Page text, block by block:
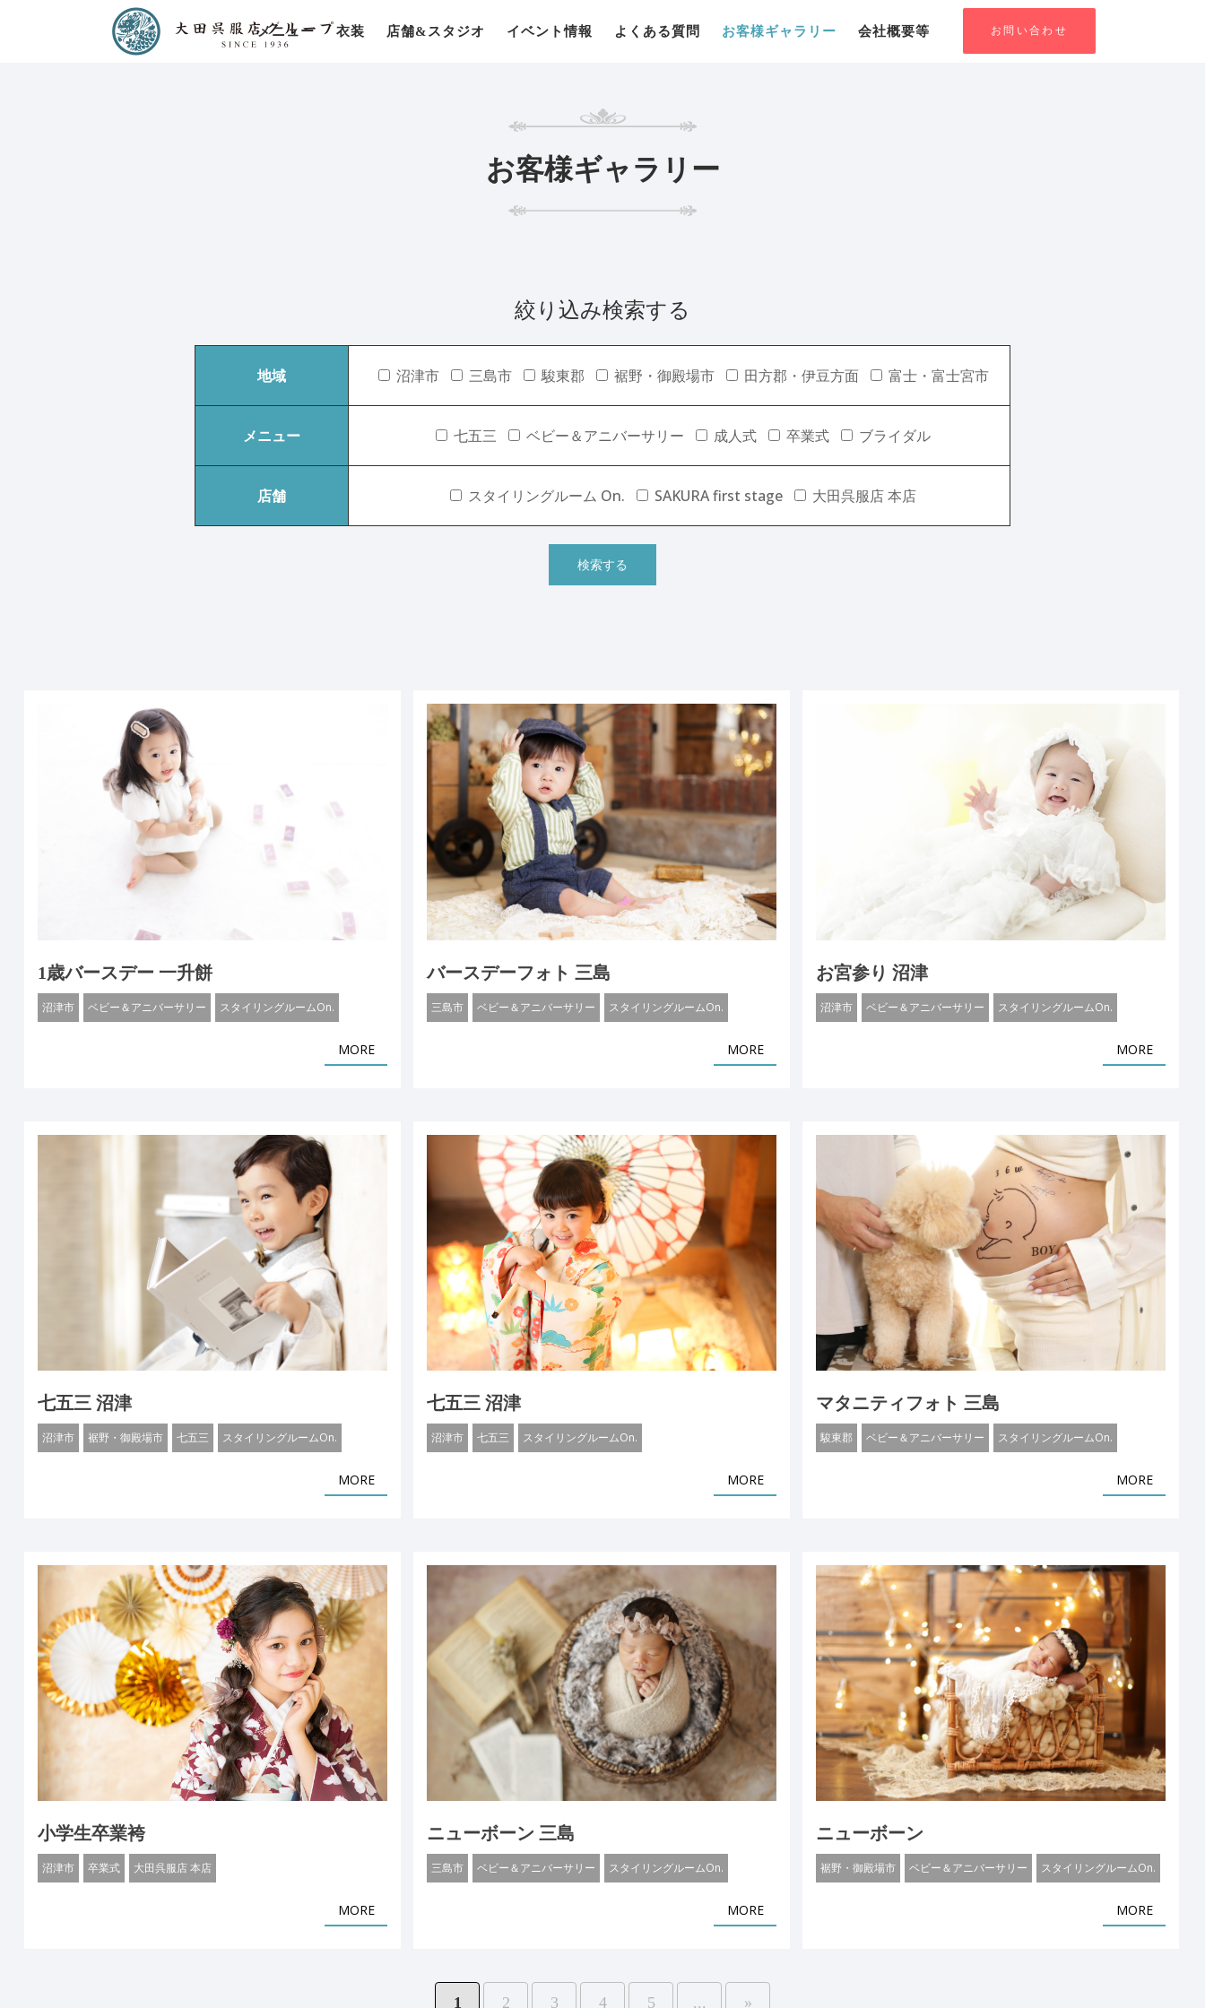
お問い合わせ
メニュー 衣装 店舗&スタジオ イベント情報 よくある質問 お客様ギャラリー 会社概要等
お客様ギャラリー
絞り込み検索する
地域 沼津市 三島市 駿東郡 裾野・御殿場市 田方郡・伊豆方面 富士・富士宮市
メニュー 七五三 ベビー＆アニバーサリー 成人式 卒業式 ブライダル
店舗 スタイリングルーム On. SAKURA first stage 大田呉服店 本店
1歳バースデー 一升餅
沼津市 ベビー＆アニバーサリー スタイリングルームOn.
MORE
バースデーフォト 三島
三島市 ベビー＆アニバーサリー スタイリングルームOn.
MORE
お宮参り 沼津
沼津市 ベビー＆アニバーサリー スタイリングルームOn.
MORE
七五三 沼津
沼津市 裾野・御殿場市 七五三 スタイリングルームOn.
MORE
七五三 沼津
沼津市 七五三 スタイリングルームOn.
MORE
マタニティフォト 三島
駿東郡 ベビー＆アニバーサリー スタイリングルームOn.
MORE
小学生卒業袴
沼津市 卒業式 大田呉服店 本店
MORE
ニューボーン 三島
三島市 ベビー＆アニバーサリー スタイリングルームOn.
MORE
ニューボーン
裾野・御殿場市 ベビー＆アニバーサリー スタイリングルームOn.
MORE
1 2 3 4 5 ... »